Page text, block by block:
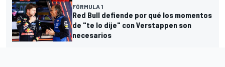
FÓRMULA 1
Red Bull defiende por qué los momentos
de "te lo dije" con Verstappen son
necesarios